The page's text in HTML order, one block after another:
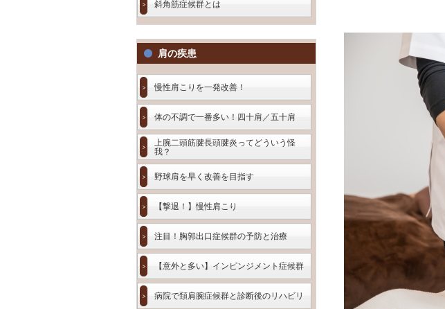
斜角筋症候群とは
肩の疾患
慢性肩こりを一発改善！
体の不調で一番多い！四十肩／五十肩
上腕二頭筋腱長頭腱炎ってどういう怪
我？
野球肩を早く改善を目指す
【撃退！】慢性肩こり
注目！胸郭出口症候群の予防と治療
【意外と多い】インピンジメント症候群
病院で頚肩腕症候群と診断後のリハビリ